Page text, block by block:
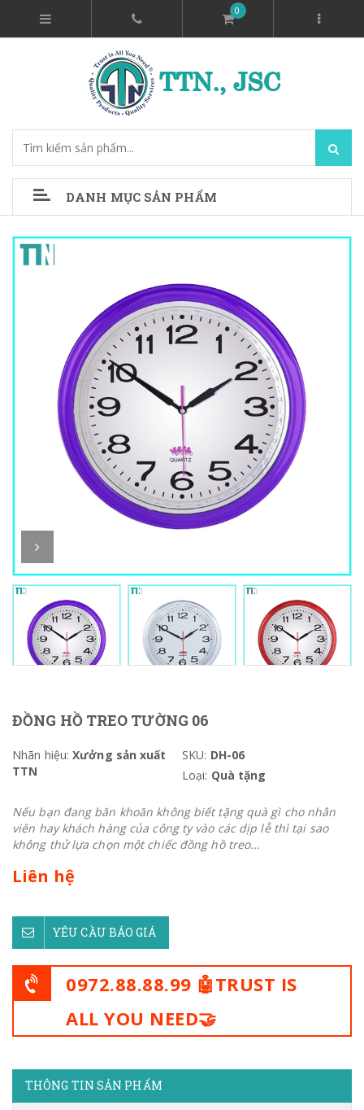
0
DANH MỤC SẢN PHẨM
ĐỒNG HỒ TREO TƯỜNG 06
Nhãn hiệu: Xưởng sản xuất
TTN
SKU: DH-06
Loại: Quà tặng
Nếu bạn đang băn khoăn không biết tặng quà gì cho nhân
viên hay khách hàng của công ty vào các dịp lễ thì tại sao
không thử lựa chọn một chiếc đồng hồ treo...
Liên hệ
YÊU CẦU BÁO GIÁ
0972.88.88.99 🤖TRUST IS
ALL YOU NEED🤝
THÔNG TIN SẢN PHẨM